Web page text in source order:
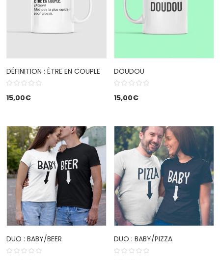
DÉFINITION : ÊTRE EN COUPLE
15,00€
DOUDOU
15,00€
DUO : BABY/BEER DUO : BABY/PIZZA